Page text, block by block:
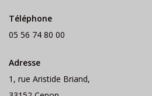
Téléphone
05 56 74 80 00
Adresse
1, rue Aristide Briand,